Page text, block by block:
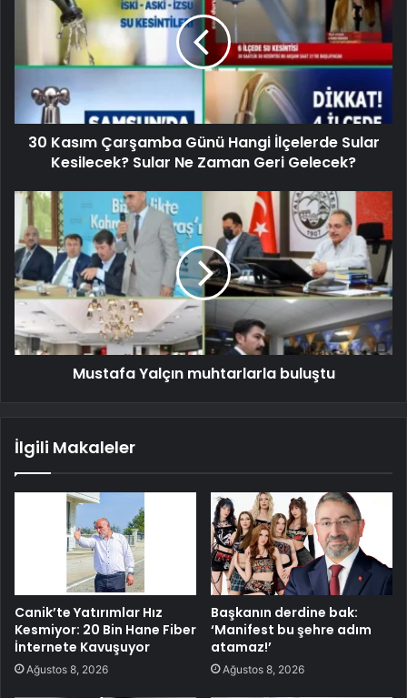
30 Kasım Çarşamba Günü Hangi İlçelerde Sular
Kesilecek? Sular Ne Zaman Geri Gelecek?
Mustafa Yalçın muhtarlarla buluştu
İlgili Makaleler
Canik’te Yatırımlar Hız
Kesmiyor: 20 Bin Hane Fiber
İnternete Kavuşuyor
Ağustos 8, 2026
Başkanın derdine bak:
‘Manifest bu şehre adım
atamaz!’
Ağustos 8, 2026